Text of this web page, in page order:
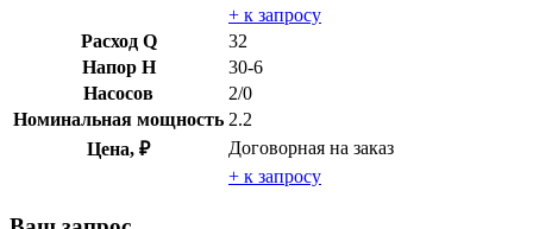
+ к запросу
Расход Q
32
Напор H
30-6
Насосов
2/0
Номинальная мощность 2.2
Цена, ₽
Договорная на заказ
+ к запросу